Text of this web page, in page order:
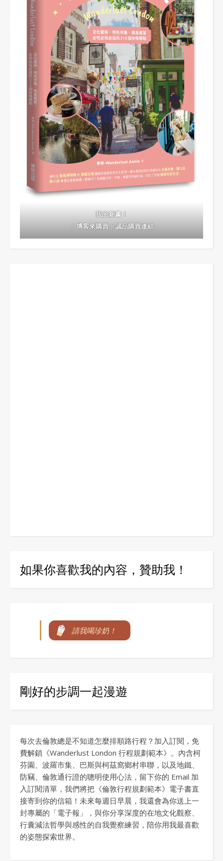
我的新書！
｜博客來購買｜誠品購買連結
如果你喜歡我的內容，贊助我！
請我喝珍奶！
剛好的步調一起漫遊
每次去倫敦總是不知道怎麼排順路行程？加入訂閱，免
費解鎖《Wanderlust London 行程規劃範本》。內含柯
芬園、波羅市集、巴斯與柯茲窩鄉村串聯，以及地鐵、
防竊、倫敦通行證的聰明使用心法，留下你的 Email 加
入訂閱清單，我們將把《倫敦行程規劃範本》電子書直
接寄到你的信箱！未來每週日早晨，我還會為你送上一
封專屬的「電子報」，與你分享深度的在地文化觀察、
行囊減法哲學與感性的自我覺察練習，陪你用我最喜歡
的姿態探索世界。